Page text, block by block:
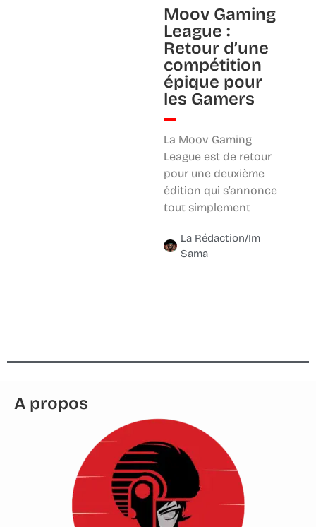
Moov Gaming
League :
Retour d’une
compétition
épique pour
les Gamers
La Moov Gaming
League est de retour
pour une deuxième
édition qui s’annonce
tout simplement
La Rédaction/Im
Sama
A propos